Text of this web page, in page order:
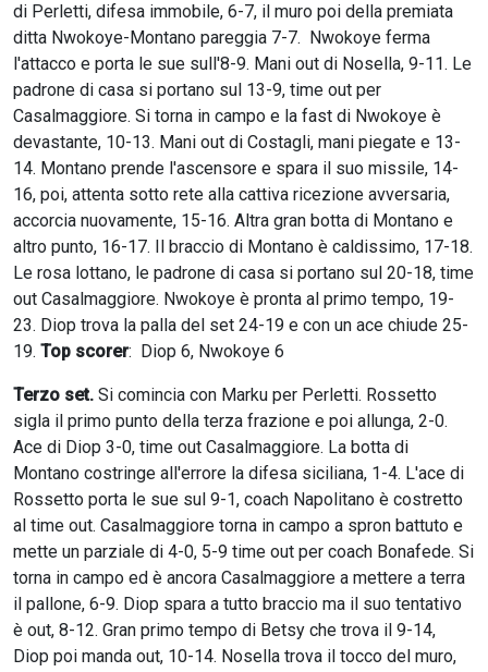
di Perletti, difesa immobile, 6-7, il muro poi della premiata
ditta Nwokoye-Montano pareggia 7-7. Nwokoye ferma
l'attacco e porta le sue sull'8-9. Mani out di Nosella, 9-11. Le
padrone di casa si portano sul 13-9, time out per
Casalmaggiore. Si torna in campo e la fast di Nwokoye è
devastante, 10-13. Mani out di Costagli, mani piegate e 13-
14. Montano prende l'ascensore e spara il suo missile, 14-
16, poi, attenta sotto rete alla cattiva ricezione avversaria,
accorcia nuovamente, 15-16. Altra gran botta di Montano e
altro punto, 16-17. Il braccio di Montano è caldissimo, 17-18.
Le rosa lottano, le padrone di casa si portano sul 20-18, time
out Casalmaggiore. Nwokoye è pronta al primo tempo, 19-
23. Diop trova la palla del set 24-19 e con un ace chiude 25-
19. Top scorer: Diop 6, Nwokoye 6
Terzo set. Si comincia con Marku per Perletti. Rossetto
sigla il primo punto della terza frazione e poi allunga, 2-0.
Ace di Diop 3-0, time out Casalmaggiore. La botta di
Montano costringe all'errore la difesa siciliana, 1-4. L'ace di
Rossetto porta le sue sul 9-1, coach Napolitano è costretto
al time out. Casalmaggiore torna in campo a spron battuto e
mette un parziale di 4-0, 5-9 time out per coach Bonafede. Si
torna in campo ed è ancora Casalmaggiore a mettere a terra
il pallone, 6-9. Diop spara a tutto braccio ma il suo tentativo
è out, 8-12. Gran primo tempo di Betsy che trova il 9-14,
Diop poi manda out, 10-14. Nosella trova il tocco del muro,